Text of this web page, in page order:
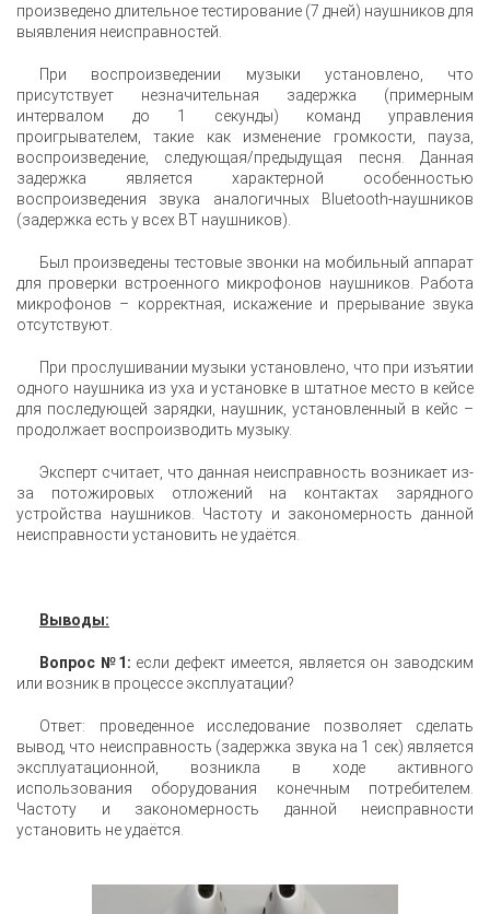
произведено длительное тестирование (7 дней) наушников для
выявления неисправностей.
При воспроизведении музыки установлено, что
присутствует незначительная задержка (примерным
интервалом до 1 секунды) команд управления
проигрывателем, такие как изменение громкости, пауза,
воспроизведение, следующая/предыдущая песня. Данная
задержка является характерной особенностью
воспроизведения звука аналогичных Bluetooth-наушников
(задержка есть у всех ВТ наушников).
Был произведены тестовые звонки на мобильный аппарат
для проверки встроенного микрофонов наушников. Работа
микрофонов – корректная, искажение и прерывание звука
отсутствуют.
При прослушивании музыки установлено, что при изъятии
одного наушника из уха и установке в штатное место в кейсе
для последующей зарядки, наушник, установленный в кейс –
продолжает воспроизводить музыку.
Эксперт считает, что данная неисправность возникает из-
за потожировых отложений на контактах зарядного
устройства наушников. Частоту и закономерность данной
неисправности установить не удаётся.
Выводы:
Вопрос №1: если дефект имеется, является он заводским
или возник в процессе эксплуатации?
Ответ: проведенное исследование позволяет сделать
вывод, что неисправность (задержка звука на 1 сек) является
эксплуатационной, возникла в ходе активного
использования оборудования конечным потребителем.
Частоту и закономерность данной неисправности
установить не удаётся.